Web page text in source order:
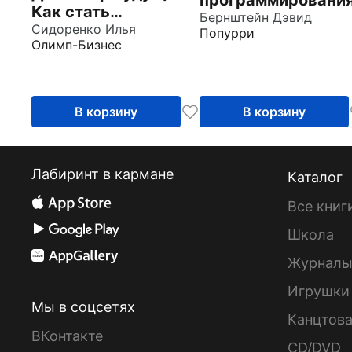
Как стать
востребованным
дизайнером
таковым завтр
Сидоренко Илья
Олимп-Бизнес
В корзину
для начинающих с
примерами на
Бернштейн Дэвид
Попурри
В корзину
Лабиринт в кармане
Мы в соцсетях
ВКонтакте
Каталог
Все
Школа
Журналы
Игрушки
CD/DVD